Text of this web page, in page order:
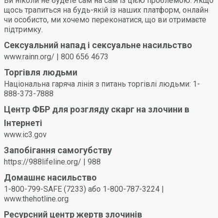
поважати межі один одного.
Ви або ваш партнер можете будь-коли відкликати згоду.
Не продовжуйте, якщо ви помітили, що ваш партнер
вагається, здається невпевненим або не може
погодитися через вплив наркотиків чи алкоголю.
щось трапиться на будь-якій із наших платформ, онлайн
чи особисто, ми хочемо переконатися, що ви отримаєте
підтримку.
Сексуальний напад і сексуальне насильство
www.rainn.org/ | 800 656 4673
Торгівля людьми
Національна гаряча лінія з питань торгівлі людьми: 1-
888-373-7888
Центр ФБР для розгляду скарг на злочини в
Інтернеті
www.ic3.gov
Запобігання самогубству
https://988lifeline.org/ | 988
Домашнє насильство
1-800-799-SAFE (7233) або 1-800-787-3224 |
www.thehotline.org
Ресурсний центр жертв злочинів